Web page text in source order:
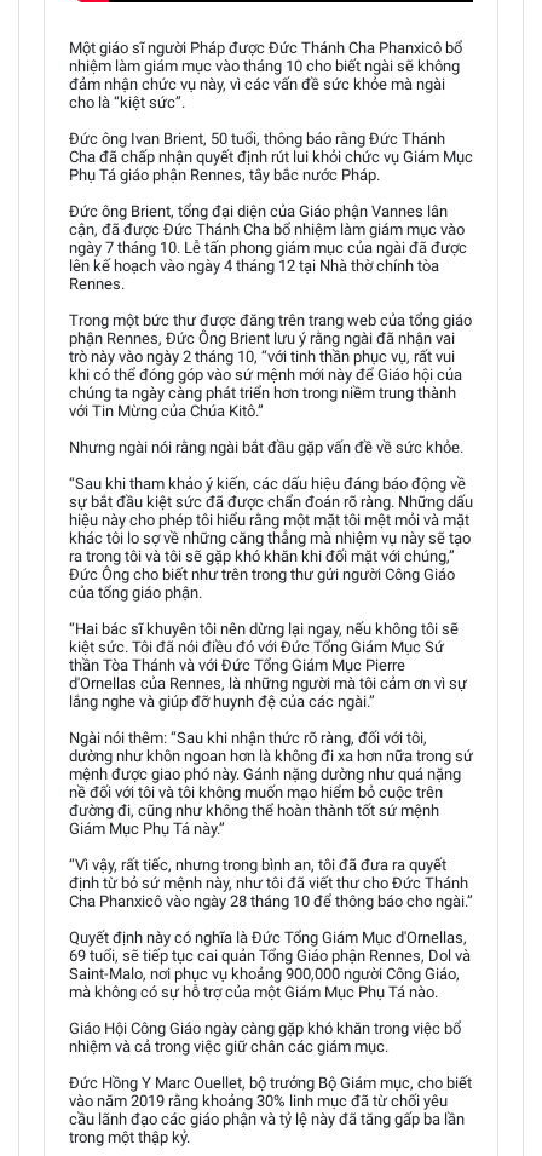
Một giáo sĩ người Pháp được Đức Thánh Cha Phanxicô bổ
nhiệm làm giám mục vào tháng 10 cho biết ngài sẽ không
đảm nhận chức vụ này, vì các vấn đề sức khỏe mà ngài
cho là “kiệt sức”.
Đức ông Ivan Brient, 50 tuổi, thông báo rằng Đức Thánh
Cha đã chấp nhận quyết định rút lui khỏi chức vụ Giám Mục
Phụ Tá giáo phận Rennes, tây bắc nước Pháp.
Đức ông Brient, tổng đại diện của Giáo phận Vannes lân
cận, đã được Đức Thánh Cha bổ nhiệm làm giám mục vào
ngày 7 tháng 10. Lễ tấn phong giám mục của ngài đã được
lên kế hoạch vào ngày 4 tháng 12 tại Nhà thờ chính tòa
Rennes.
Trong một bức thư được đăng trên trang web của tổng giáo
phận Rennes, Đức Ông Brient lưu ý rằng ngài đã nhận vai
trò này vào ngày 2 tháng 10, “với tinh thần phục vụ, rất vui
khi có thể đóng góp vào sứ mệnh mới này để Giáo hội của
chúng ta ngày càng phát triển hơn trong niềm trung thành
với Tin Mừng của Chúa Kitô.”
Nhưng ngài nói rằng ngài bắt đầu gặp vấn đề về sức khỏe.
“Sau khi tham khảo ý kiến, các dấu hiệu đáng báo động về
sự bắt đầu kiệt sức đã được chẩn đoán rõ ràng. Những dấu
hiệu này cho phép tôi hiểu rằng một mặt tôi mệt mỏi và mặt
khác tôi lo sợ về những căng thẳng mà nhiệm vụ này sẽ tạo
ra trong tôi và tôi sẽ gặp khó khăn khi đối mặt với chúng,”
Đức Ông cho biết như trên trong thư gửi người Công Giáo
của tổng giáo phận.
“Hai bác sĩ khuyên tôi nên dừng lại ngay, nếu không tôi sẽ
kiệt sức. Tôi đã nói điều đó với Đức Tổng Giám Mục Sứ
thần Tòa Thánh và với Đức Tổng Giám Mục Pierre
d'Ornellas của Rennes, là những người mà tôi cảm ơn vì sự
lắng nghe và giúp đỡ huynh đệ của các ngài.”
Ngài nói thêm: “Sau khi nhận thức rõ ràng, đối với tôi,
dường như khôn ngoan hơn là không đi xa hơn nữa trong sứ
mệnh được giao phó này. Gánh nặng dường như quá nặng
nề đối với tôi và tôi không muốn mạo hiểm bỏ cuộc trên
đường đi, cũng như không thể hoàn thành tốt sứ mệnh
Giám Mục Phụ Tá này.”
“Vì vậy, rất tiếc, nhưng trong bình an, tôi đã đưa ra quyết
định từ bỏ sứ mệnh này, như tôi đã viết thư cho Đức Thánh
Cha Phanxicô vào ngày 28 tháng 10 để thông báo cho ngài.”
Quyết định này có nghĩa là Đức Tổng Giám Mục d'Ornellas,
69 tuổi, sẽ tiếp tục cai quản Tổng Giáo phận Rennes, Dol và
Saint-Malo, nơi phục vụ khoảng 900,000 người Công Giáo,
mà không có sự hỗ trợ của một Giám Mục Phụ Tá nào.
Giáo Hội Công Giáo ngày càng gặp khó khăn trong việc bổ
nhiệm và cả trong việc giữ chân các giám mục.
Đức Hồng Y Marc Ouellet, bộ trưởng Bộ Giám mục, cho biết
vào năm 2019 rằng khoảng 30% linh mục đã từ chối yêu
cầu lãnh đạo các giáo phận và tỷ lệ này đã tăng gấp ba lần
trong một thập kỷ.